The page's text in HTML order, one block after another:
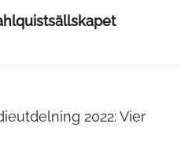
2022: Vier